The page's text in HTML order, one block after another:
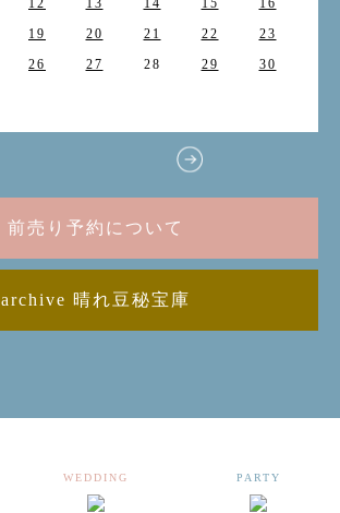
12 13 14 15
16
19 20 21 22
23
26 27 28 29
30
前売り予約について
archive 晴れ豆秘宝庫
WEDDING PARTY